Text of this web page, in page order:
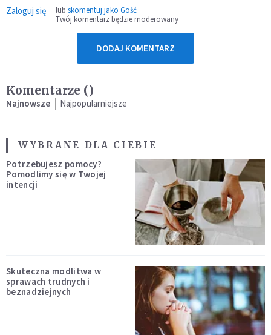
Zaloguj się lub skomentuj jako Gość
Twój komentarz będzie moderowany
DODAJ KOMENTARZ
Komentarze ()
Najnowsze Najpopularniejsze
WYBRANE DLA CIEBIE
Potrzebujesz pomocy?
Pomodlimy się w Twojej
intencji
Skuteczna modlitwa w
sprawach trudnych i
beznadziejnych